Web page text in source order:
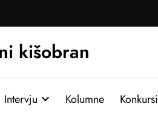
kišobran
Intervju Kolumne Konkursi